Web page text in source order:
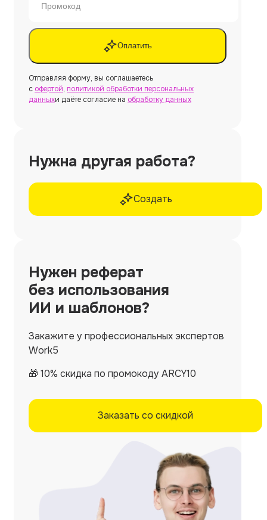
Оплатить
Отправляя форму, вы соглашаетесь
с офертой, политикой обработки персональных
данныхи даёте согласие на обработку данных
Нужна другая работа?
Создать
Нужен реферат
без использования
ИИ и шаблонов?
Закажите у профессиональных экспертов
Work5
🎁 10% скидка по промокоду ARCY10
Заказать со скидкой